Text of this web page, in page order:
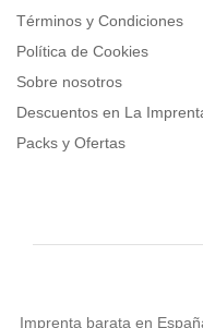
Términos y Condiciones
Política de Cookies
Sobre nosotros
Descuentos en La
Packs y Ofertas
Imprenta barata en